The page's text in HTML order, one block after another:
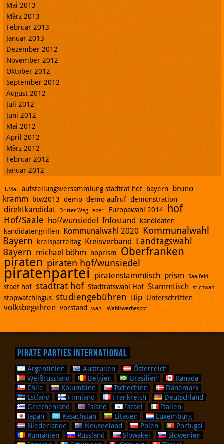
Mai 2013
März 2013
Februar 2013
Januar 2013
Dezember 2012
November 2012
Oktober 2012
September 2012
August 2012
Juli 2012
Juni 2012
Mai 2012
April 2012
März 2012
Februar 2012
Januar 2012
1.Mai aufstellungsversammlung stadtrat hof bayern
bruno
kramm
btw2013 demo demo aufruf demonstration
direktkandidat Dritter Weg eberl Europawahl 2014 hof
Hof/Saale hof/wunsiedel Infostand
kandidaten
kandidatengrillen Kommunalwahl 2020 Kommunalwahl
Bayern
kreisparteitag Kreisverband Landtagswahl
Bayern michael böhm noprism Oberfranken
piraten piraten hof/wunsiedel
piratenpartei piratenstammtisch prism Saalfeld
stadt hof stadtrat hof Stadtratswahl Hof Stammtisch stichwahl
stopwatchingus studiengebühren ttip Unterschriften
volksbegehren vorstand wahl Wahlswerbespot
Pirate Parties International
Argentinien Australien
Österreich
Weißrussland
Belgien Brasilien
Kanada
Chile
Kolumbien Tschechien
Dänemark
Estland
Finnland Frankreich
Deutschland
Griechenland
Island Israel
Italien
Japan
Kasachstan Litauen
Luxemburg
Niederlande
Neuseeland Polen
Portugal
Rumänien
Russland Slowakei
Slowenien